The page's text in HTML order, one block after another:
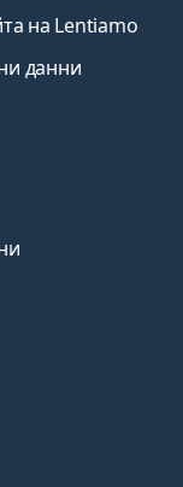
на Lentiamo
данни